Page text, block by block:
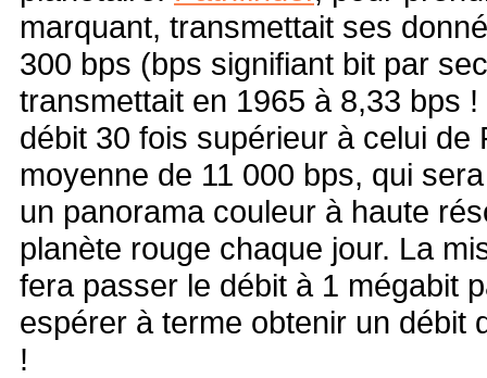
marquant, transmettait ses
300 bps (bps signifiant bit par
transmettait en 1965 à 8,33 bps !
débit 30 fois supérieur à celui de
moyenne de 11 000 bps, qui
un panorama couleur à haute
planète rouge chaque jour. La
fera passer le débit à 1 mégabit
espérer à terme obtenir un débit
!